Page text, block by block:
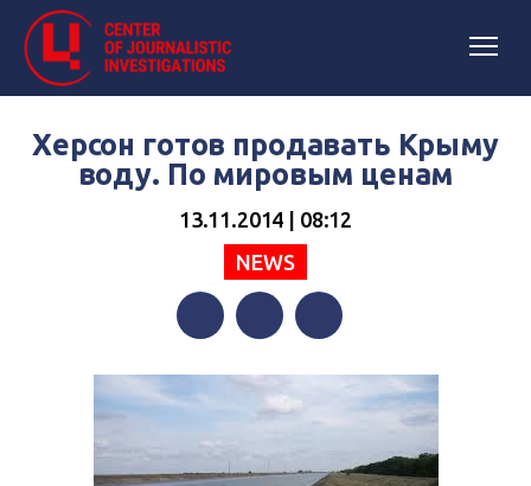
Херсон готов продавать Крыму
воду. По мировым ценам
13.11.2014 | 08:12
NEWS